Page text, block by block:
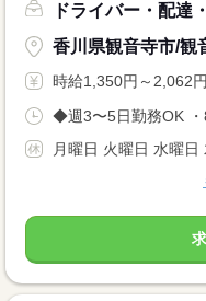
ドライバー・配達
香川県観音寺市/観
時給1,350円～2,062円
◆週3〜5日勤務OK ・
月曜日 火曜日 水曜